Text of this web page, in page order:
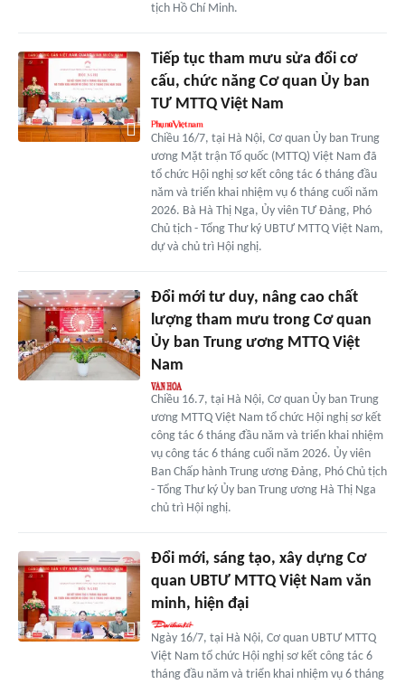
tịch Hồ Chí Minh.
Tiếp tục tham mưu sửa đổi cơ
cấu, chức năng Cơ quan Ủy ban
TƯ MTTQ Việt Nam
Chiều 16/7, tại Hà Nội, Cơ quan Ủy ban Trung
ương Mặt trận Tổ quốc (MTTQ) Việt Nam đã
tổ chức Hội nghị sơ kết công tác 6 tháng đầu
năm và triển khai nhiệm vụ 6 tháng cuối năm
2026. Bà Hà Thị Nga, Ủy viên TƯ Đảng, Phó
Chủ tịch - Tổng Thư ký UBTƯ MTTQ Việt Nam,
dự và chủ trì Hội nghị.
Đổi mới tư duy, nâng cao chất
lượng tham mưu trong Cơ quan
Ủy ban Trung ương MTTQ Việt
Nam
Chiều 16.7, tại Hà Nội, Cơ quan Ủy ban Trung
ương MTTQ Việt Nam tổ chức Hội nghị sơ kết
công tác 6 tháng đầu năm và triển khai nhiệm
vụ công tác 6 tháng cuối năm 2026. Ủy viên
Ban Chấp hành Trung ương Đảng, Phó Chủ tịch
- Tổng Thư ký Ủy ban Trung ương Hà Thị Nga
chủ trì Hội nghị.
Đổi mới, sáng tạo, xây dựng Cơ
quan UBTƯ MTTQ Việt Nam văn
minh, hiện đại
Ngày 16/7, tại Hà Nội, Cơ quan UBTƯ MTTQ
Việt Nam tổ chức Hội nghị sơ kết công tác 6
tháng đầu năm và triển khai nhiệm vụ 6 tháng